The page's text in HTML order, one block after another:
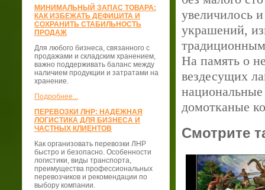
МИНИМАЛЬНЫЙ ЗАПАС ТОВАРА:
КАК ИЗБЕЖАТЬ ДЕФИЦИТА И
СОХРАНИТЬ СТАБИЛЬНОСТЬ
ПРОДАЖ
Для любого бизнеса, связанного с
продажами и складским хранением,
важно поддерживать баланс между
наличием продукции и затратами на
хранение.
Подробнее...
ПЕРЕВОЗКИ ЛНР: НАДЕЖНАЯ
ЛОГИСТИКА ДЛЯ БИЗНЕСА И
ЧАСТНЫХ КЛИЕНТОВ
Как организовать перевозки ЛНР
быстро и безопасно. Особенности
логистики, виды транспорта,
преимущества профессиональных
перевозчиков и рекомендации по
выбору компании.
увеличилось
украшений,
На память о
вездесущих
домотканые
Смотрите